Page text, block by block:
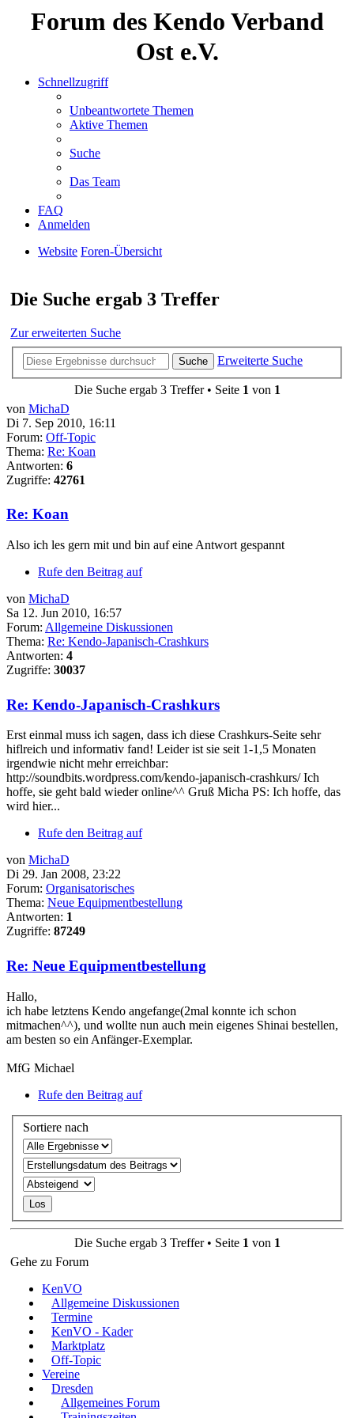
Forum des Kendo Verband
Ost e.V.
Schnellzugriff
Unbeantwortete Themen
Aktive Themen
Suche
Das Team
FAQ
Anmelden
Website Foren-Übersicht
Die Suche ergab 3 Treffer
Zur erweiterten Suche
Suche Erweiterte Suche
Die Suche ergab 3 Treffer • Seite 1 von 1
von MichaD
Di 7. Sep 2010, 16:11
Forum: Off-Topic
Thema: Re: Koan
Antworten: 6
Zugriffe: 42761
Re: Koan
Also ich les gern mit und bin auf eine Antwort gespannt
Rufe den Beitrag auf
von MichaD
Sa 12. Jun 2010, 16:57
Forum: Allgemeine Diskussionen
Thema: Re: Kendo-Japanisch-Crashkurs
Antworten: 4
Zugriffe: 30037
Re: Kendo-Japanisch-Crashkurs
Erst einmal muss ich sagen, dass ich diese Crashkurs-Seite sehr
hiflreich und informativ fand! Leider ist sie seit 1-1,5 Monaten
irgendwie nicht mehr erreichbar:
http://soundbits.wordpress.com/kendo-japanisch-crashkurs/ Ich
hoffe, sie geht bald wieder online^^ Gruß Micha PS: Ich hoffe, das
wird hier...
Rufe den Beitrag auf
von MichaD
Di 29. Jan 2008, 23:22
Forum: Organisatorisches
Thema: Neue Equipmentbestellung
Antworten: 1
Zugriffe: 87249
Re: Neue Equipmentbestellung
Hallo,
ich habe letztens Kendo angefange(2mal konnte ich schon
mitmachen^^), und wollte nun auch mein eigenes Shinai bestellen,
am besten so ein Anfänger-Exemplar.
MfG Michael
Rufe den Beitrag auf
Sortiere nach
Die Suche ergab 3 Treffer • Seite 1von 1
Gehe zu Forum
KenVO
Allgemeine Diskussionen
Termine
KenVO - Kader
Marktplatz
Off-Topic
Vereine
Dresden
Allgemeines Forum